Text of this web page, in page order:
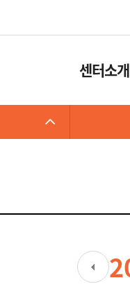
센터소개
센터소개